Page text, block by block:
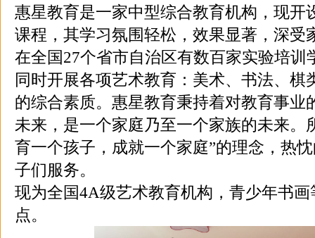
惠星教育是一家中型综合教育机构，现开
课程，其学习氛围轻松，效果显著，深受
在全国27个省市自治区有数百家实验培训
同时开展各项艺术教育：美术、书法、棋
的综合素质。惠星教育秉持着对教育事业
未来，是一个家庭乃至一个家族的未来。
育一个孩子，成就一个家庭”的理念，热
子们服务。​
现为全国4A级艺术教育机构，青少年书
点。